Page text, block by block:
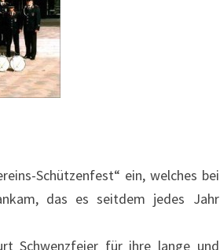
Schützenfest“ ein, welches bei
das es seitdem jedes Jahr
Schwenzfeier für ihre lange und